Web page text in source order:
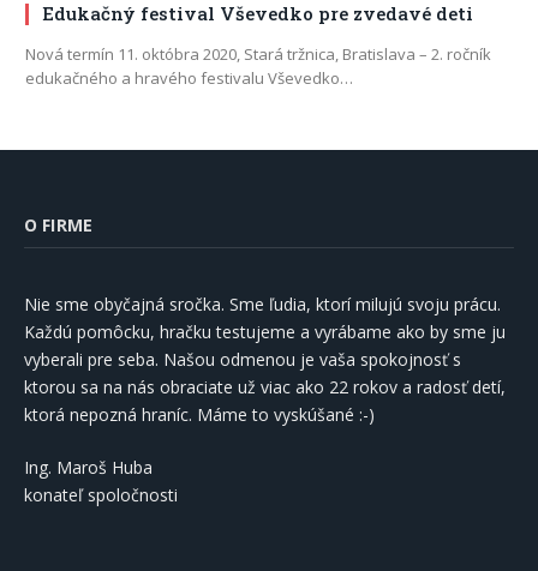
Edukačný festival Vševedko pre zvedavé deti
Nová termín 11. októbra 2020, Stará tržnica, Bratislava – 2. ročník
edukačného a hravého festivalu Vševedko…
O FIRME
Nie sme obyčajná sročka. Sme ľudia, ktorí milujú svoju prácu.
Každú pomôcku, hračku testujeme a vyrábame ako by sme ju
vyberali pre seba. Našou odmenou je vaša spokojnosť s
ktorou sa na nás obraciate už viac ako 22 rokov a radosť detí,
ktorá nepozná hraníc. Máme to vyskúšané :-)
Ing. Maroš Huba
konateľ spoločnosti